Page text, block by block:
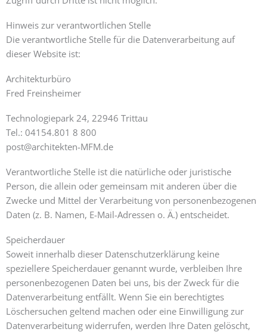
Hinweis zur verantwortlichen Stelle
Die verantwortliche Stelle für die Datenverarbeitung auf
dieser Website ist:
Architekturbüro
Fred Freinsheimer
Technologiepark 24, 22946 Trittau
Tel.: 04154.801 8 800
post@architekten-MFM.de
Verantwortliche Stelle ist die natürliche oder juristische
Person, die allein oder gemeinsam mit anderen über die
Zwecke und Mittel der Verarbeitung von personenbezogenen
Daten (z. B. Namen, E-Mail-Adressen o. Ä.) entscheidet.
Speicherdauer
Soweit innerhalb dieser Datenschutzerklärung keine
speziellere Speicherdauer genannt wurde, verbleiben Ihre
personenbezogenen Daten bei uns, bis der Zweck für die
Datenverarbeitung entfällt. Wenn Sie ein berechtigtes
Löschersuchen geltend machen oder eine Einwilligung zur
Datenverarbeitung widerrufen, werden Ihre Daten gelöscht,